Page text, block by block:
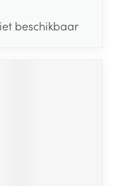
beschikbaar